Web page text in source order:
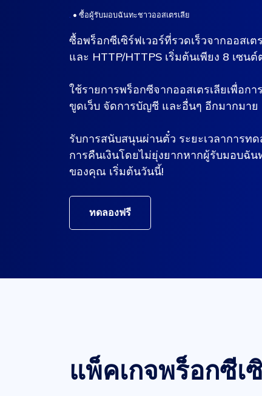
• ซื้อผู้รับมอบฉันทะชาวออสเตรเลีย
ซื้อพร็อกซีเซิร์ฟเวอร์ที่รวดเร็วจากออสเต
และ HTTP/HTTPS เริ่มต้นเพียง 8 เซนต์
ใช้รายการพร็อกซีจากออสเตรเลียเพื่อก
ขูดเว็บ จัดการบัญชี และอื่นๆ อีกมากมาย
รับการสนับสนุนผ่านตั๋ว ระยะเวลาการท
การคืนเงินโดยไม่ยุ่งยากหากผู้รับมอบฉั
ของคุณ เริ่มต้นวันนี้!
ทดลองฟรี
แพ็คเกจพร็อกซีเ